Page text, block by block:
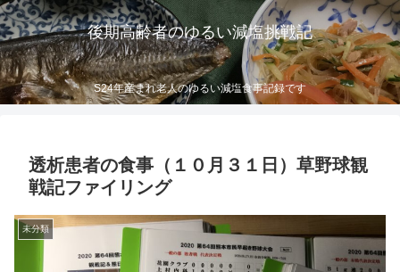
後期高齢者のゆるい減塩挑戦記
S24年産まれ老人のゆるい減塩食事記録です
透析患者の食事（１０月３１日）草野球観
戦記ファイリング
未分類